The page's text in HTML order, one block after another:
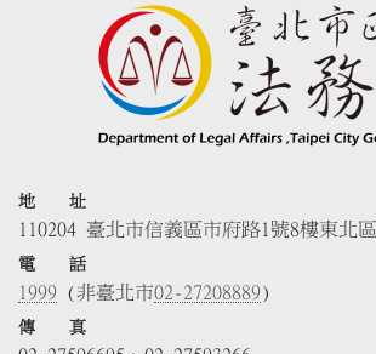
地 址
110204 臺北市信義區市府路1號8樓東北區
電 話
1999 (非臺北市02-27208889)
傳 真